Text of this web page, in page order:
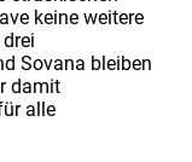
keine weitere
Sovana bleiben
damit
alle